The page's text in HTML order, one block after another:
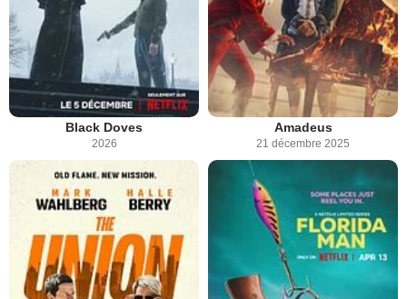
Black Doves
2026
Amadeus
21 décembre 2025